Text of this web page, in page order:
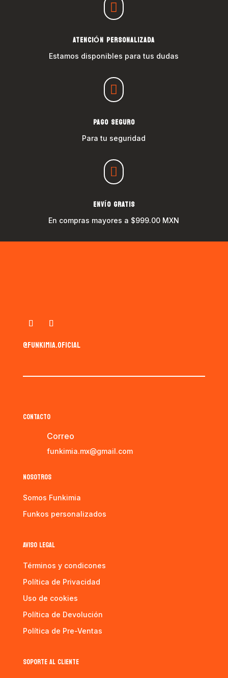

ATENCIÓN PERSONALIZADA
Estamos disponibles para tus dudas

PAGO SEGURO
Para tu seguridad

ENVÍO GRATIS
En compras mayores a $999.00 MXN
@funkimia.oficial
CONTACTO
Correo
funkimia.mx@gmail.com
NOSOTROS
Somos Funkimia
Funkos personalizados
AVISO LEGAL
Términos y condicones
Política de Privacidad
Uso de cookies
Política de Devolución
Política de Pre-Ventas
SOPORTE AL CLIENTE